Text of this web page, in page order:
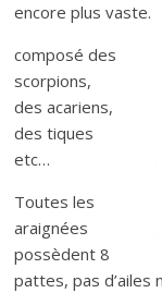
encore plus vaste.
composé des
scorpions,
des acariens,
des tiques
etc…
Toutes les
araignées
possèdent 8
pattes, pas d’ailes